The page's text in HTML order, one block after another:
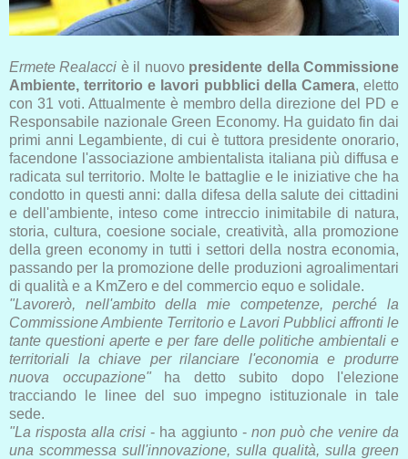
Ermete Realacci è il nuovo presidente della Commissione
Ambiente, territorio e lavori pubblici della Camera, eletto
con 31 voti. Attualmente è membro della direzione del PD e
Responsabile nazionale Green Economy. Ha guidato fin dai
primi anni Legambiente, di cui è tuttora presidente onorario,
facendone l'associazione ambientalista italiana più diffusa e
radicata sul territorio. Molte le battaglie e le iniziative che ha
condotto in questi anni: dalla difesa della salute dei cittadini
e dell'ambiente, inteso come intreccio inimitabile di natura,
storia, cultura, coesione sociale, creatività, alla promozione
della green economy in tutti i settori della nostra economia,
passando per la promozione delle produzioni agroalimentari
di qualità e a KmZero e del commercio equo e solidale.
"Lavorerò, nell'ambito della mie competenze, perché la
Commissione Ambiente Territorio e Lavori Pubblici affronti le
tante questioni aperte e per fare delle politiche ambientali e
territoriali la chiave per rilanciare l'economia e produrre
nuova occupazione"ha detto subito dopo l'elezione
tracciando le linee del suo impegno istituzionale in tale
sede.
"La risposta alla crisi - ha aggiunto - non può che venire da
una scommessa sull'innovazione, sulla qualità, sulla green